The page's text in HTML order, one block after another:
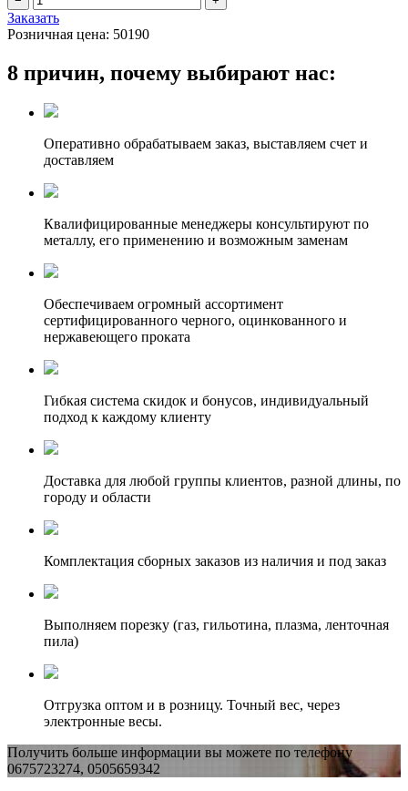
Заказать
Розничная цена: 50190
8 причин, почему выбирают нас:
Оперативно обрабатываем заказ, выставляем счет и
доставляем
Квалифицированные менеджеры консультируют по
металлу, его применению и возможным заменам
Обеспечиваем огромный ассортимент
сертифицированного черного, оцинкованного и
нержавеющего проката
Гибкая система скидок и бонусов, индивидуальный
подход к каждому клиенту
Доставка для любой группы клиентов, разной длины, по
городу и области
Комплектация сборных заказов из наличия и под заказ
Выполняем порезку (газ, гильотина, плазма, ленточная
пила)
Отгрузка оптом и в розницу. Точный вес, через
электронные весы.
Получить больше информации вы можете по телефону
0675723274, 0505659342